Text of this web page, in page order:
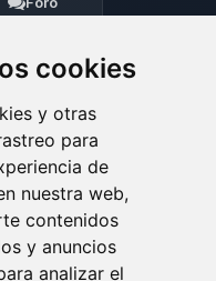
cookies
y otras
para
de
nuestra web,
contenidos
y anuncios
analizar el